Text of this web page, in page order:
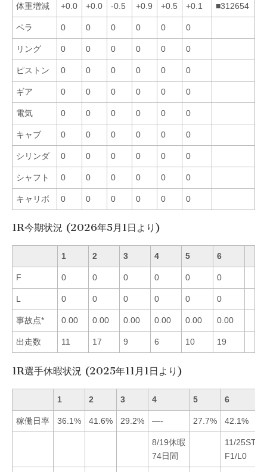
体重増減 +0.0 +0.0 -0.5 +0.9 +0.5 +0.1 ■312654
ペラ 0 0 0 0 0 0
リング 0 0 0 0 0 0
ピストン 0 0 0 0 0 0
ギア 0 0 0 0 0 0
電気 0 0 0 0 0 0
キャブ 0 0 0 0 0 0
シリンダ 0 0 0 0 0 0
シャフト 0 0 0 0 0 0
キャリボ 0 0 0 0 0 0
1R今期状況 (2026年5月1日より)
1 2 3 4 5 6
F 0 0 0 0 0 0
L 0 0 0 0 0 0
事故点* 0.00 0.00 0.00 0.00 0.00 0.00
出走数 11 17 9 6 10 19
1R選手休暇状況 (2025年11月1日より)
1 2 3 4 5 6
稼働日率 36.1% 41.6% 29.2% —- 27.7% 42.1%
8/19休暇
74日間
11/25ST事
F1/L0